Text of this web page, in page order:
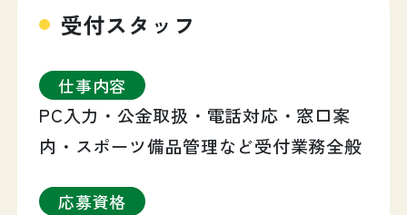
受付スタッフ
仕事内容
PC入力・公金取扱・電話対応・窓口案
内・スポーツ備品管理など受付業務全般
応募資格